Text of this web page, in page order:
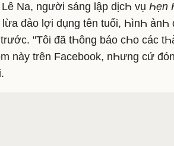
Na, người sáng lập dịcҺ vụ Һẹn
đảo lợi dụng tên tuổi, ҺìnҺ ảnҺ
"Tôi đã tҺông báo cҺo các
này trên Facebook, nҺưng cứ